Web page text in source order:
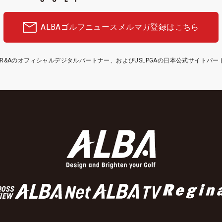
ALBAゴルフニュース メルマガ登録はこちら
のオフィシャルデジタルパートナー、およびUSLPGAの日本公式サイトパー